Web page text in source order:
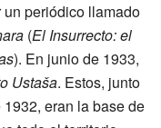
periódico llamado
(El Insurrecto: el
). En junio de 1933,
Ustaša. Estos, junto
eran la base de